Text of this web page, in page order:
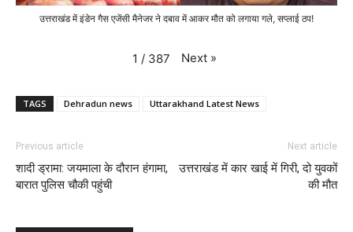
उत्तराखंड में इंडेन गैस एजेंसी मैनेजर ने दबाव में आकर मौत को लगाया गले, सप्लाई ठप!
1 / 387 Next »
TAGS Dehradun news Uttarakhand Latest News
Previous article
शादी ड्रामा: जयमाला के दौरान हंगामा,
बारात पुलिस चौकी पहुंची
Next article
उत्तराखंड में कार खाई में गिरी, दो युवकों
की मौत